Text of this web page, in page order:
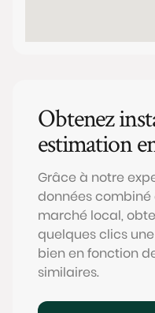
Obtenez
estimation
Grâce à notre
données
marché local,
quelques clics
bien en fonction
similaires.